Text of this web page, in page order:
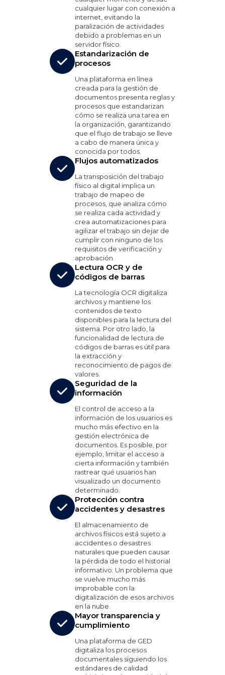
cualquier lugar con conexión a
internet, evitando la
paralización de actividades
debido a problemas en un
servidor físico.
Estandarización de
procesos
Una plataforma en línea
creada para la gestión de
documentos presenta reglas y
procesos que estandarizan
cómo se realiza una tarea en
la organización, garantizando
que el flujo de trabajo se lleve
a cabo de manera única y
conocida por todos.
Flujos automatizados
La transposición del trabajo
físico al digital implica un
trabajo de mapeo de
procesos, que analiza cómo
se realiza cada actividad y
crea automatizaciones para
agilizar el trabajo sin dejar de
cumplir con ninguno de los
requisitos de verificación y
aprobación.
Lectura OCR y de
códigos de barras
La tecnología OCR digitaliza
archivos y mantiene los
contenidos de texto
disponibles para la lectura del
sistema. Por otro lado, la
funcionalidad de lectura de
códigos de barras es útil para
la extracción y
reconocimiento de pagos de
valores.
Seguridad de la
información
El control de acceso a la
información de los usuarios es
mucho más efectivo en la
gestión electrónica de
documentos. Es posible, por
ejemplo, limitar el acceso a
cierta información y también
rastrear qué usuarios han
visualizado un documento
determinado.
Protección contra
accidentes y desastres
El almacenamiento de
archivos físicos está sujeto a
accidentes o desastres
naturales que pueden causar
la pérdida de todo el historial
informativo. Un problema que
se vuelve mucho más
improbable con la
digitalización de esos archivos
en la nube.
Mayor transparencia y
cumplimiento
Una plataforma de GED
digitaliza los procesos
documentales siguiendo los
estándares de calidad